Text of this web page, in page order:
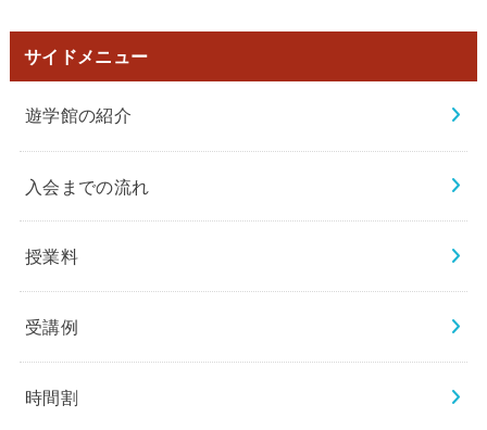
サイドメニュー
遊学館の紹介
入会までの流れ
授業料
受講例
時間割